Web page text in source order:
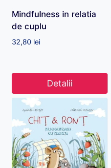
Mindfulness in relatia
de cuplu
32,80 lei
Detalii